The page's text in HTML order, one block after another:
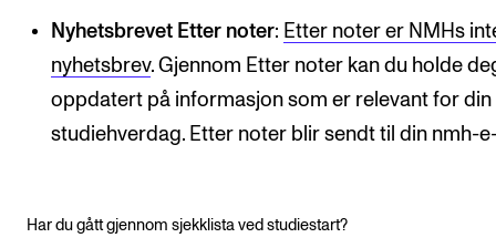
Nyhetsbrevet Etter noter: Etter noter er NMHs
nyhetsbrev. Gjennom Etter noter kan du holde
oppdatert på informasjon som er relevant for din
studiehverdag. Etter noter blir sendt til din nmh-
Har du gått gjennom sjekklista ved studiestart?